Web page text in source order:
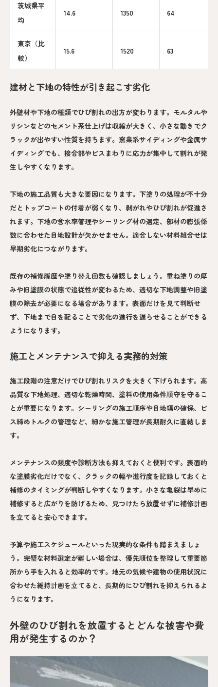
茨城県平
均
14.6 1350 64
東京（比
較）
15.6 1520 63
建材と下地の特性が引き起こす劣化
外壁材や下地の種類でひび割れの出方が変わります。モルタルや
リシンなどのセメント系仕上げは収縮が大きく、小さな動きでク
ラックが出やすい性質を持ちます。窯業系サイディングや金属サ
イディングでも、接合部やビスまわりに応力が集中して割れが発
生しやすくなります。
下地の施工品質も大きな要因になります。下塗りの処理が不十分
だとトップコートの付着が弱くなり、剥がれやひび割れが促進さ
れます。下地の含水率管理やシーリング材の選定、部材の膨張係
数に合わせた目地設計が欠かせません。適合しない材料組合せは
早期劣化につながります。
既存の補修履歴や塗り替え回数も確認しましょう。重ね塗りの厚
みや旧塗膜の状態で追従性が変わるため、適切な下地調整や旧塗
膜の除去が必要になる場合があります。表面だけを見て判断せ
ず、下地まで目を配ることで劣化の進行を遅らせることができる
ようになります。
施工とメンテナンスで抑える実務的対策
施工段階の注意だけでひび割れリスクを大きく下げられます。高
品質な下地処理、適切な乾燥時間、塗料の使用条件順守を守るこ
とが重要になります。シーリングの施工順序や目地幅の確保、ビ
ス締めトルクの管理など、細かな施工管理が長期耐久に直結しま
す。
メンテナンスの頻度や診断方法も抑えておくと便利です。表面的
な塗膜劣化だけでなく、クラックの幅や進行度を記録しておくと
補修のタイミングが判断しやすくなります。小さな亀裂は早めに
補修すると広がりを防げるため、見つけたら放置せずに補修計画
を立てると安心できます。
予算や施工スケジュールといった現実的な条件も踏まえましょ
う。完璧な材料選定が難しい場合は、優先順位を整理して重要箇
所から手を入れると効率的です。地元の気候や建物の使用状況に
合わせた維持計画を立てると、長期的にひび割れを抑えられるよ
うになります。
外壁のひび割れを放置するとどんな被害や費
用が発生するのか？